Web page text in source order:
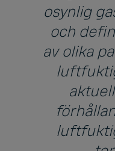
osynlig
och
av olika